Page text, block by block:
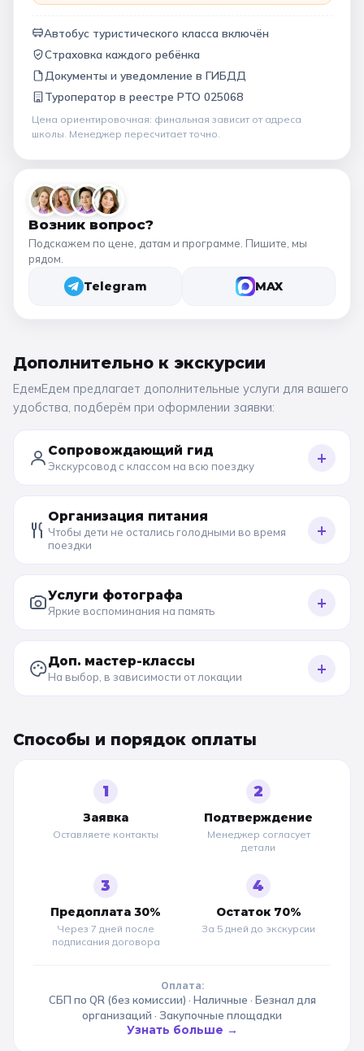
Автобус туристического класса включён
Страховка каждого ребёнка
Документы и уведомление в ГИБДД
Туроператор в реестре РТО 025068
Цена ориентировочная: финальная зависит от адреса
школы. Менеджер пересчитает точно.
Возник вопрос?
Подскажем по цене, датам и программе. Пишите, мы
рядом.
Telegram MAX
Дополнительно к экскурсии
ЕдемЕдем предлагает дополнительные услуги для вашего
удобства, подберём при оформлении заявки:
Сопровождающий гид
Экскурсовод с классом на всю поездку +
Организация питания
Чтобы дети не остались голодными во время
поездки
+
Услуги фотографа
Яркие воспоминания на память +
Доп. мастер-классы
На выбор, в зависимости от локации +
Способы и порядок оплаты
1
Заявка
Оставляете контакты
2
Подтверждение
Менеджер согласует
детали
3
Предоплата 30%
Через 7 дней после
подписания договора
4
Остаток 70%
За 5 дней до экскурсии
Оплата:
СБП по QR (без комиссии) · Наличные · Безнал для
организаций · Закупочные площадки
Узнать больше →